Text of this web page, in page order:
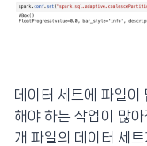
데이터 세트에 파일이
해야 하는 작업이 많
개 파일의 데이터 세